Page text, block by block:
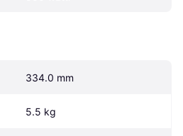
334.0 mm
5.5 kg